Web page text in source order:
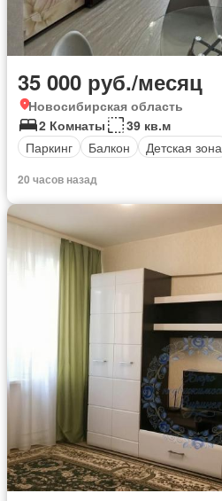
35 000 руб./месяц
Новосибирская область
2 Комнаты
39 кв.м
Паркинг
Балкон Детская зона
20 часов назад